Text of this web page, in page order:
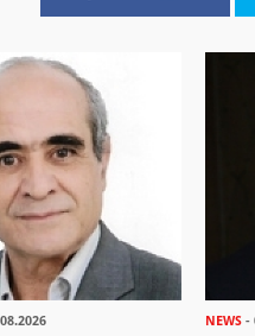
NEWS -